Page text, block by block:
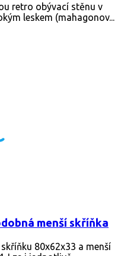
retro obývací stěnu v
leskem (mahagonov...
menší skříňka
80x62x33 a menší